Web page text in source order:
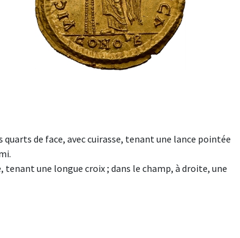
quarts de face, avec cuirasse, tenant une lance pointée
tenant une longue croix ; dans le champ, à droite, une